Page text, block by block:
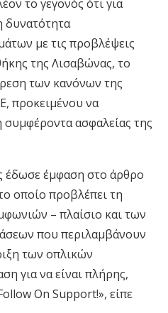
το γεγονός ότι για
δυνατότητα
με τις προβλέψεις
της Λισαβώνας, το
των κανόνων της
προκειμένου να
ασφαλείας της
έδωσε έμφαση στο άρθρο
οποίο προβλέπει τη
– πλαίσιο και των
που περιλαμβάνουν
των οπλικών
για να είναι πλήρης,
On Support!», είπε